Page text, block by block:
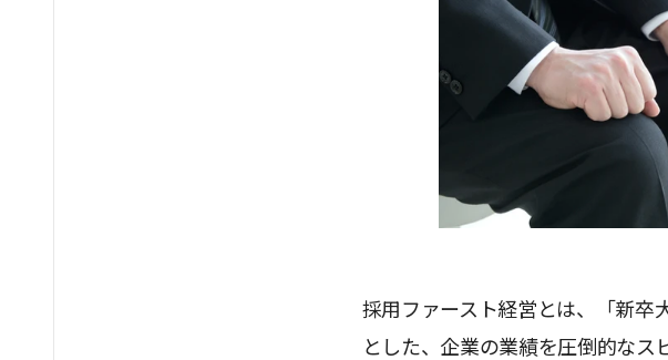
採用ファースト経営とは、「新卒
とした、企業の業績を圧倒的なス